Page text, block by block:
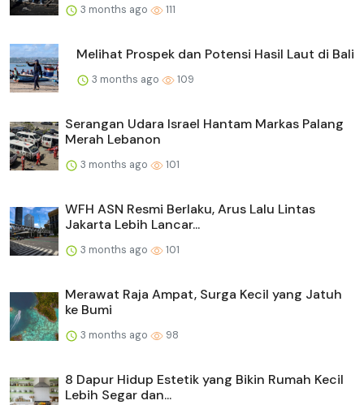
3 months ago 111
Melihat Prospek dan Potensi Hasil Laut di Bali
3 months ago 109
Serangan Udara Israel Hantam Markas Palang
Merah Lebanon
3 months ago 101
WFH ASN Resmi Berlaku, Arus Lalu Lintas
Jakarta Lebih Lancar...
3 months ago 101
Merawat Raja Ampat, Surga Kecil yang Jatuh
ke Bumi
3 months ago 98
8 Dapur Hidup Estetik yang Bikin Rumah Kecil
Lebih Segar dan...